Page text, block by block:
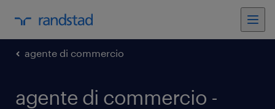
agente di commercio
agente di commercio -